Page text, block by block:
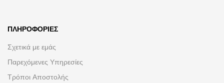
ΠΛΗΡΟΦΟΡΊΕΣ
Σχετικά με εμάς
Παρεχόμενες Υπηρεσίες
Τρόποι Αποστολής